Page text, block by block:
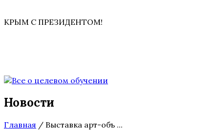
КРЫМ С ПРЕЗИДЕНТОМ!
Новости
Главная / Выставка арт-объ ...